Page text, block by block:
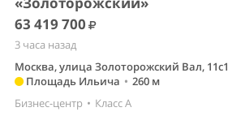
63 419 700
3 часа назад
Москва, улица Золоторожский Вал, 11с1
Площадь Ильича • 260 м
Бизнес-центр • Класс A